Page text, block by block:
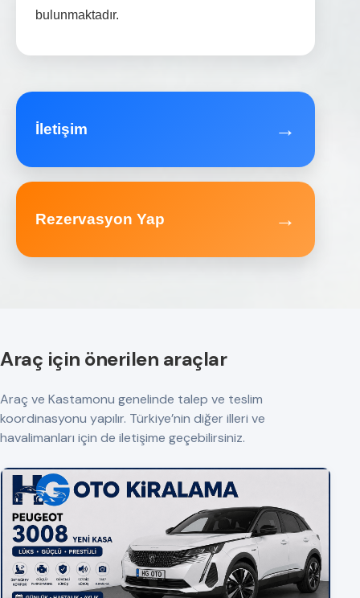
bulunmaktadır.
İletişim →
Rezervasyon Yap →
Araç için önerilen araçlar
Araç ve Kastamonu genelinde talep ve teslim
koordinasyonu yapılır. Türkiye’nin diğer illeri ve
havalimanları için de iletişime geçebilirsiniz.